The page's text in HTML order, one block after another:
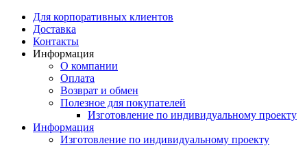
Для корпоративных клиентов
Доставка
Контакты
Информация
О компании
Оплата
Возврат и обмен
Полезное для покупателей
Изготовление по индивидуальному проекту
Информация
Изготовление по индивидуальному проекту